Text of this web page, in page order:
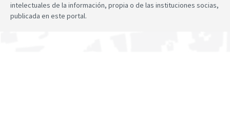
intelectuales de la información, propia o de las instituciones socias,
publicada en este portal.